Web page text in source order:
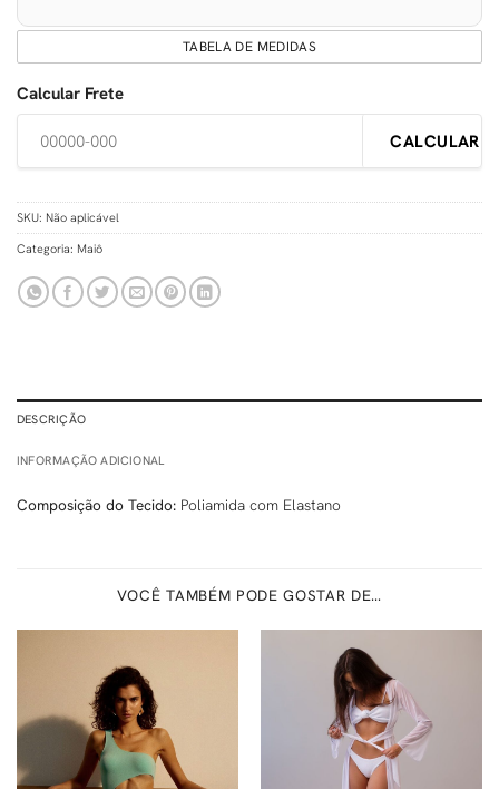
TABELA DE MEDIDAS
Calcular Frete
CALCULAR
SKU: Não aplicável
Categoria: Maiô
DESCRIÇÃO
INFORMAÇÃO ADICIONAL
Composição do Tecido: Poliamida com Elastano
VOCÊ TAMBÉM PODE GOSTAR DE…